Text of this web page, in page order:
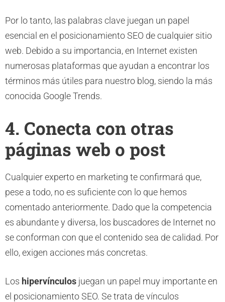
Por lo tanto, las palabras clave juegan un papel
esencial en el posicionamiento SEO de cualquier sitio
web. Debido a su importancia, en Internet existen
numerosas plataformas que ayudan a encontrar los
términos más útiles para nuestro blog, siendo la más
conocida Google Trends.
4. Conecta con otras
páginas web o post
Cualquier experto en marketing te confirmará que,
pese a todo, no es suficiente con lo que hemos
comentado anteriormente. Dado que la competencia
es abundante y diversa, los buscadores de Internet no
se conforman con que el contenido sea de calidad. Por
ello, exigen acciones más concretas.
Los hipervínculos juegan un papel muy importante en
el posicionamiento SEO. Se trata de vínculos